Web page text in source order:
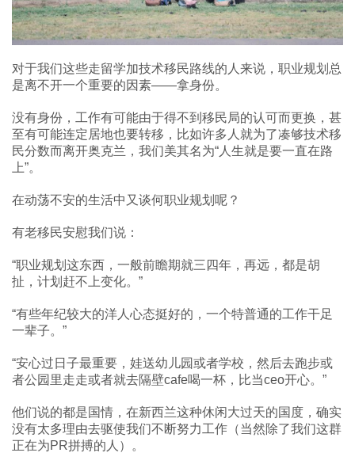
对于我们这些走留学加技术移民路线的人来说，职业规划总
是离不开一个重要的因素——拿身份。
没有身份，工作有可能由于得不到移民局的认可而更换，甚
至有可能连定居地也要转移，比如许多人就为了凑够技术移
民分数而离开奥克兰，我们美其名为“人生就是要一直在路
上”。
在动荡不安的生活中又谈何职业规划呢？
有老移民安慰我们说：
“职业规划这东西，一般前瞻期就三四年，再远，都是胡
扯，计划赶不上变化。”
“有些年纪较大的洋人心态挺好的，一个特普通的工作干足
一辈子。”
“安心过日子最重要，娃送幼儿园或者学校，然后去跑步或
者公园里走走或者就去隔壁cafe喝一杯，比当ceo开心。”
他们说的都是国情，在新西兰这种休闲大过天的国度，确实
没有太多理由去驱使我们不断努力工作（当然除了我们这群
正在为PR拼搏的人）。